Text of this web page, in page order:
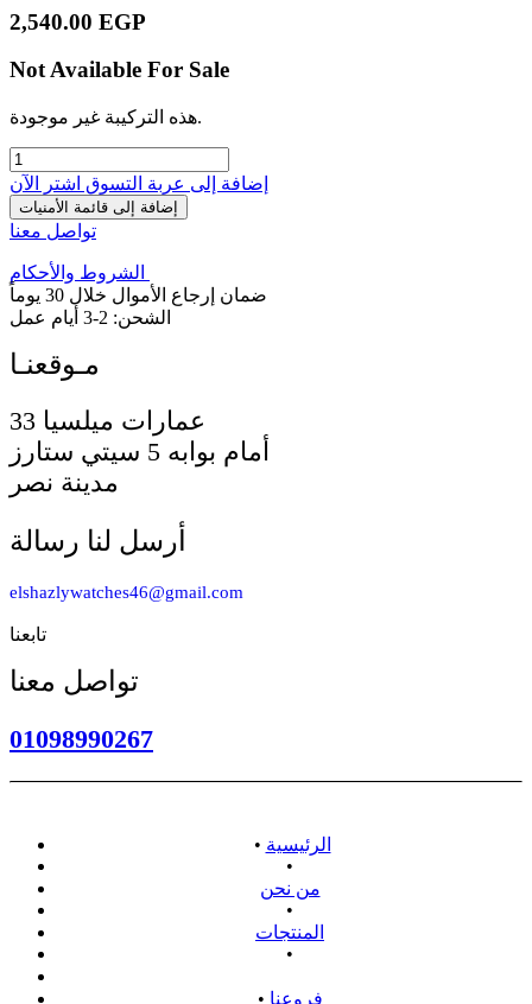
2,540.00 EGP
Not Available For Sale
هذه التركيبة غير موجودة.
إضافة إلى عربة التسوق اشترِ الآن
إضافة إلى قائمة الأمنيات
تواصل معنا
الشروط والأحكام
ضمان إرجاع الأموال خلال 30 يوماً
الشحن: 2-3 أيام عمل
أمام بوابه 5 سيتي ستارز
مدينة نصر
أرسل لنا رسالة
elshazlywatches46@gmail.com
تابعنا
تواصل معنا
01098990267
• الرئيسية
•
من نحن
•
المنتجات
•
• فروعنا